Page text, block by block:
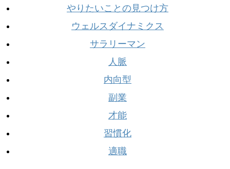
やりたいことの見つけ方
ウェルスダイナミクス
サラリーマン
人脈
内向型
副業
才能
習慣化
適職